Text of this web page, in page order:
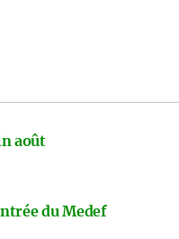
août
du Medef